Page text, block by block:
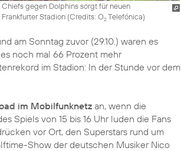
Chiefs gegen Dolphins sorgt für neuen
Stadion (Credits: O2Telefónica)
am Sonntag zuvor (29.10.) waren es
noch mal 66 Prozent mehr
im Stadion: In der Stunde vor dem
im Mobilfunknetz an, wenn die
Spiels von 15 bis 16 Uhr luden die Fans
vor Ort, den Superstars rund um
Show der deutschen Musiker Nico